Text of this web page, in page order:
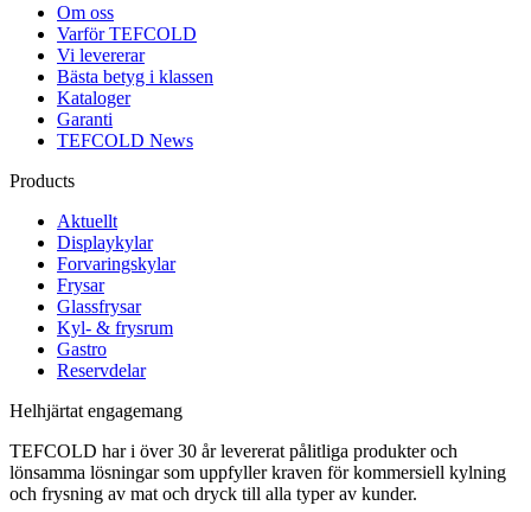
Om oss
Varför TEFCOLD
Vi levererar
Bästa betyg i klassen
Kataloger
Garanti
TEFCOLD News
Products
Aktuellt
Displaykylar
Forvaringskylar
Frysar
Glassfrysar
Kyl- & frysrum
Gastro
Reservdelar
Helhjärtat engagemang
TEFCOLD har i över 30 år levererat pålitliga produkter och
lönsamma lösningar som uppfyller kraven för kommersiell kylning
och frysning av mat och dryck till alla typer av kunder.